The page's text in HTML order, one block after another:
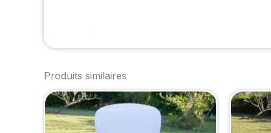
Produits similaires